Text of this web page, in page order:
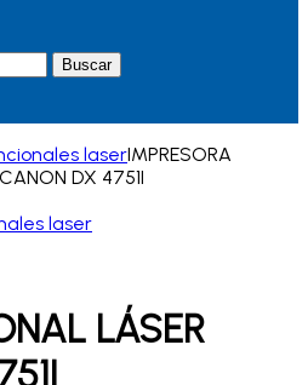
Buscar
laserIMPRESORA
DX 4751I
laser
LÁSER